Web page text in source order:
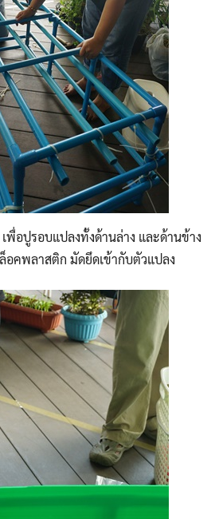
พื่อปูรอบแปลงทั้งด้านล่าง และด้านข้าง
อคพลาสติก มัดยึดเข้ากับตัวแปลง